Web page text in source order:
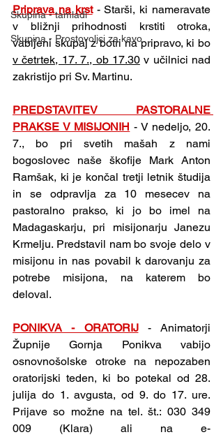
Skupina - tamladi
Skupina - Prostovoljci za kavo
Priprava na krst - Starši, ki nameravate
v bližnji prihodnosti krstiti otroka,
v četrtek, 17. 7., ob 17.30 v učilnici nad
zakristijo pri Sv. Martinu.
PREDSTAVITEV PASTORALNE
PRAKSE V MISIJONIH - V nedeljo, 20.
7., bo pri svetih mašah z nami
bogoslovec naše škofije Mark Anton
Ramšak, ki je končal tretji letnik študija
in se odpravlja za 10 mesecev na
pastoralno prakso, ki jo bo imel na
Madagaskarju, pri misijonarju Janezu
Krmelju. Predstavil nam bo svoje delo v
misijonu in nas povabil k darovanju za
potrebe misijona, na katerem bo
deloval.
PONIKVA - ORATORIJ
- Animatorji
Župnije Gornja Ponikva vabijo
osnovnošolske otroke na nepozaben
oratorijski teden, ki bo potekal od 28.
julija do 1. avgusta, od 9. do 17. ure.
Prijave so možne na tel. št.: 030 349
009 (Klara) ali na e-